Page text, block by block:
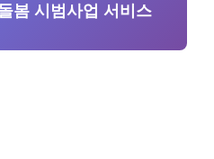
봄 시범사업 서비스